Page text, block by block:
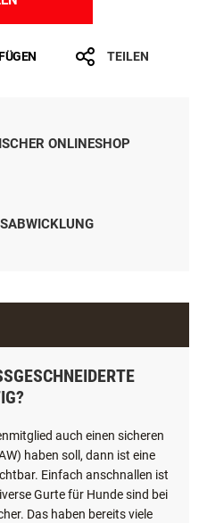
TEILEN
ONLINESHOP
H
auch einen sicheren
haben soll, dann ist eine
Einfach anschnallen ist
Gurte für Hunde sind bei
Das haben bereits viele